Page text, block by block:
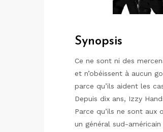
Synopsis
Ce ne sont ni des
et n’obéissent à aucun
parce qu’ils aident les
Depuis dix ans, Izzy
Parce qu’ils ne sont aux
un général sud-américain